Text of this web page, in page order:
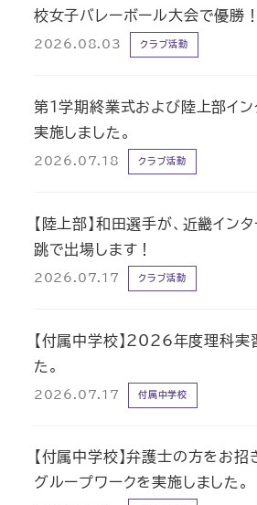
校女子バレーボール大会で優勝！
2026.08.03 クラブ活動
第1学期終業式および陸上部イン
実施しました。
2026.07.18 クラブ活動
【陸上部】和田選手が、近畿イン
跳で出場します！
2026.07.17 クラブ活動
【付属中学校】2026年度理科実
た。
2026.07.17 付属中学校
【付属中学校】弁護士の方をお招
グループワークを実施しました。